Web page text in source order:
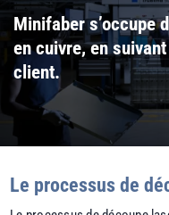
Minifaber s’occupe
en cuivre, en
client.
Le processus de